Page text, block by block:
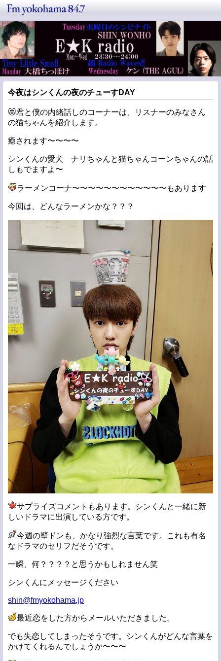
今夜はシンくんの夜のチューすDAY
😻君と僕の内緒話しのコーナーは、リスナーのみなさん
の猫ちゃんを紹介します。
癒されます〜〜〜〜
シンくんの愛犬 ナリちゃんと猫ちゃんコーンちゃんの話
しもでますよ〜
ラーメンコーナ〜〜〜〜〜〜〜〜〜〜〜〜もあります
今回は、どんなラーメンかな？？？
サプライズコメントもあります。シンくんと一緒に新
しいドラマに出演している方です。
今週の壁ドンも、かなり強烈な言葉です。これも有名
なドラマのセリフだそうです。
一瞬、何？？？？と思うかもしれません笑
シンくんにメッセージください
shin@fmyokohama.jp
最近恋をした方からメールいただきました。
でも失恋してしまったそうです。シンくんがどんな言葉を
かけてくれるんでしょうか〜〜〜